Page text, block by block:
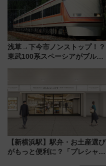
浅草→下今市ノンストップ！？
東武100系スペーシアがブルー
【新横浜駅】駅弁・お土産選び
がもっと便利に？「プレシャス